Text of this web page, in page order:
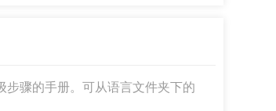
步骤的手册。可从语言文件夹下的